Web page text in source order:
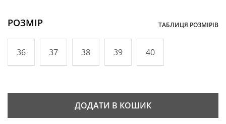
РОЗМІР ТАБЛИЦЯ РОЗМІРІВ
36 37 38 39 40
ДОДАТИ В КОШИК